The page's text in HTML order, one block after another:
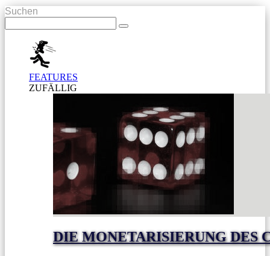
Suchen
FEATURES
ZUFÄLLIG
DIE MONETARISIERUNG DES